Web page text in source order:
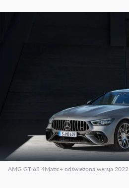
AMG GT 63 4Matic+ odświeżona wersja 2022